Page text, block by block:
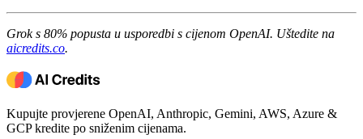
Grok s 80% popusta u usporedbi s cijenom OpenAI. Uštedite na
aicredits.co.
Kupujte provjerene OpenAI, Anthropic, Gemini, AWS, Azure &
GCP kredite po sniženim cijenama.